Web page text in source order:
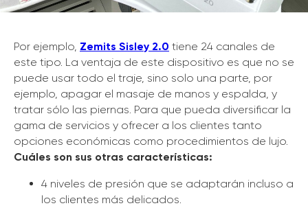
Por ejemplo, Zemits Sisley 2.0 tiene 24 canales de
este tipo. La ventaja de este dispositivo es que no se
puede usar todo el traje, sino solo una parte, por
ejemplo, apagar el masaje de manos y espalda, y
tratar sólo las piernas. Para que pueda diversificar la
gama de servicios y ofrecer a los clientes tanto
opciones económicas como procedimientos de lujo.
Cuáles son sus otras características:
4 niveles de presión que se adaptarán incluso a
los clientes más delicados.